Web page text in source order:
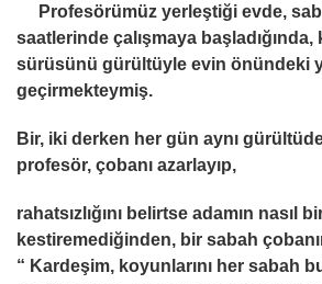
Profesörümüz yerleştiği evde,
saatlerinde çalışmaya başladığında,
sürüsünü gürültüyle evin önündeki
geçirmekteymiş.
Bir, iki derken her gün aynı
profesör, çobanı azarlayıp,
rahatsızlığını belirtse adamın nasıl
kestiremediğinden, bir sabah
“ Kardeşim, koyunlarını her sabah